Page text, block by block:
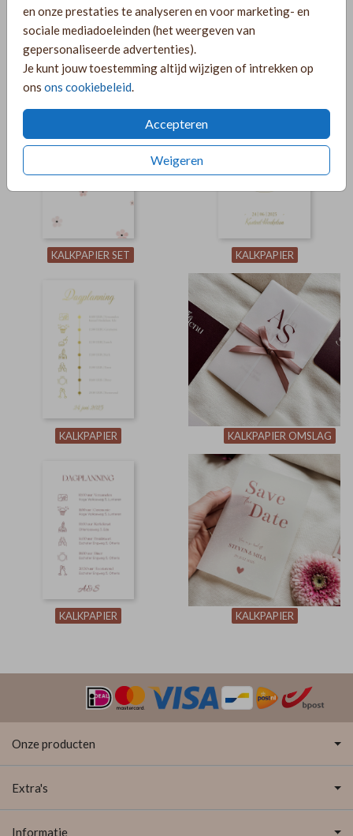
en onze prestaties te analyseren en voor marketing- en
sociale mediadoeleinden (het weergeven van
gepersonaliseerde advertenties).
Je kunt jouw toestemming altijd wijzigen of intrekken op
ons ons cookiebeleid.
Accepteren
Weigeren
KALKPAPIER OMSLAG KALKPAPIER
KALKPAPIER SET KALKPAPIER
KALKPAPIER KALKPAPIER OMSLAG
KALKPAPIER KALKPAPIER
Onze producten
Extra's
Informatie